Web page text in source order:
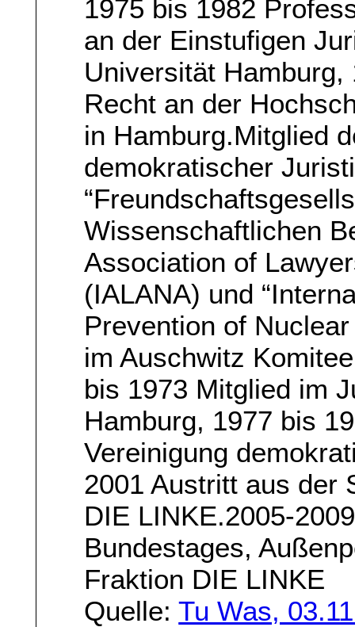
1975 bis 1982
an der Einstufigen
Universität
Recht an der
in Hamburg.Mitglied
demokratischer
Wissenschaftlichen
Association of
(IALANA) und
Prevention of
im Auschwitz
bis 1973 Mitglied im
Hamburg, 1977 bis
Vereinigung
2001 Austritt aus der
DIE LINKE.2005-
Bundestages,
Fraktion DIE LINKE
Quelle:Tu Was,